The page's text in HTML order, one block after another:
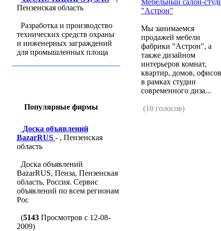
Пензенская область
Разработка и производство
технических средств охраны
и инженерных заграждений
для промышленных площа
Популярные фирмы
Доска объявлений
BazarRUS - , Пензенская
область
Доска объявлений
BazarRUS, Пенза, Пензенская
область, Россия. Сервис
объявлений по всем регионам
Рос
(5143Просмотров с 12-08-
2009)
Мебельный салон-
"Астрон"
Мы занимаемся
продажей мебели
фабрики "Астрон", а
также дизайном
интерьеров комнат,
квартир, домов, офисов
в рамках студии
современного диза...
(10 голосов)